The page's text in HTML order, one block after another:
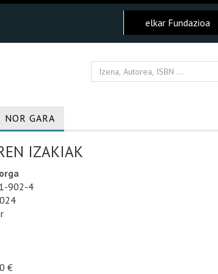
elkar Fundazioa
NOR GARA
IZAKIAK
902-4
€